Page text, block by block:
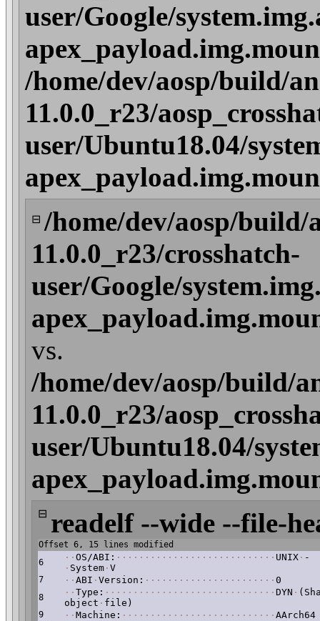
user/Google/
/home/dev/aosp/build/
11.0.0_r23/
user/Ubuntu18.04/
⊟ /home/dev/aosp/
11.0.0_r23/crosshatch-
user/Google/
vs.
/home/dev/aosp/build/
11.0.0_r23/
user/Ubuntu18.04/
⊟ readelf --wide --file-
Offset 6, 15 lines modified
6
· · OS/ABI: · · · · · · · · · · · · · · · · · · · · · · · · · · · · UNIX · -
· System · V
7 · · ABI · Version: · · · · · · · · · · · · · · · · · · · · · · · 0
8 · · Type: · · · · · · · · · · · · · · · · · · · · · · · · · · · · · · DYN ·
object · file)
9 · · Machine: · · · · · · · · · · · · · · · · · · · · · · · · · · · AArch64